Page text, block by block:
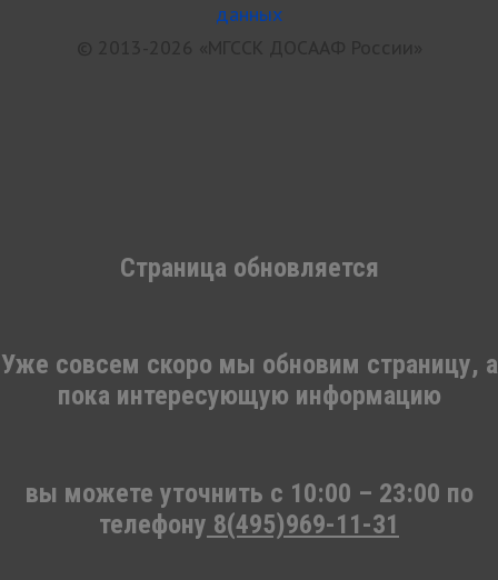
данных
Страница обновляется
Уже совсем скоро мы обновим страницу, а
пока интересующую информацию
вы можете уточнить c 10:00 – 23:00 по
телефону 8(495)969-11-31